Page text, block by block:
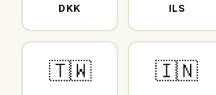
DKK ILS
🇹🇼 🇮🇳